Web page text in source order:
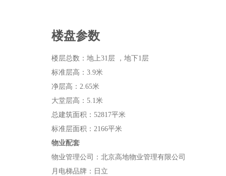
楼盘参数
楼层总数：地上31层 ，地下1层
标准层高：3.9米
净层高：2.65米
大堂层高：5.1米
总建筑面积：52817平米
标准层面积：2166平米
物业配套
物业管理公司：北京高地物业管理有限公司
月电梯品牌：日立